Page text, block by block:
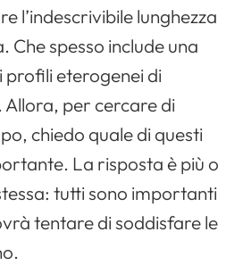
l’indescrivibile lunghezza
Che spesso include una
eterogenei di
per cercare di
chiedo quale di questi
La risposta è più o
tutti sono importanti
tentare di soddisfare le